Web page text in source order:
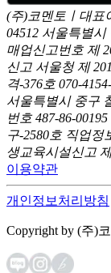
(주)코멘토ㅣ대표
04512 서울특별
매업신고번호 제
신고 서울청 제
격-376호 070-
서울특별시 중구
번호 487-86-
구-2580호 직업정
생교육시설신고
이용약관
개인정보처리방침
Copyright by (주)